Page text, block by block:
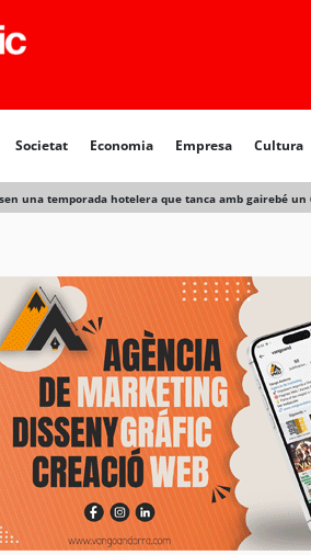
Societat Economia Empresa Cultura
una temporada hotelera que tanca amb gairebé un